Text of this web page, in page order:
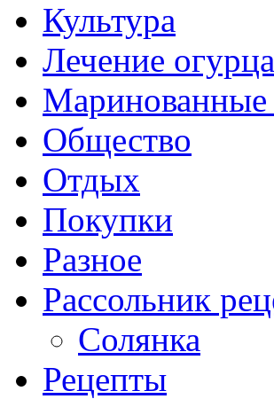
Культура
Лечение
Общество
Отдых
Покупки
Разное
Рассольник
Солянка
Рецепты